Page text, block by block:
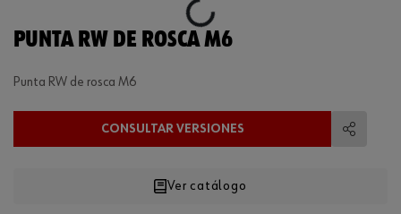
Loading...
PUNTA RW DE ROSCA M6
Punta RW de rosca M6
CONSULTAR VERSIONES
Ver catálogo